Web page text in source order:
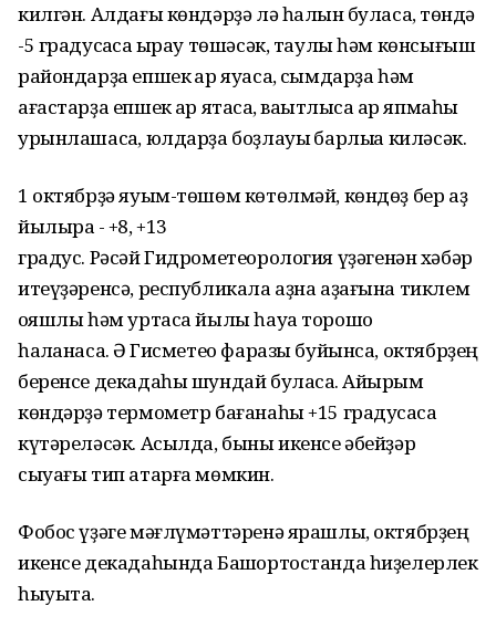
килгән. Алдағыкөндәрҙә лә һалҡын буласаҡ, төндә
-5 градусҡаса ҡырау төшәсәк, таулы һәм көнсығыш
райондарҙа епшек ҡар яуасаҡ, сымдарҙа һәм
ағастарҙа епшек ҡар ятасаҡ, ваҡытлыса ҡар япмаһы
урынлашасаҡ, юлдарҙа боҙлауыҡ барлыҡҡа киләсәк.
1 октябрҙәяуым-төшөм көтөлмәй, көндөҙ бер аҙ
йылыраҡ - +8, +13
градус. РәсәйГидрометеорологияүҙәгенән хәбәр
итеүҙәренсә, республикала аҙна аҙағына тиклем
ҡояшлы һәм уртаса йылы һауа торошо
һаҡланасаҡ. ӘГисметео фаразы буйынса, октябрҙең
беренсе декадаһы шундай буласаҡ.Айырым
көндәрҙә термометр бағанаһы+15 градусҡаса
күтәреләсәк. Асылда, быны икенсе әбейҙәр
сыуағы тип атарға мөмкин.
Фобос үҙәге мәғлүмәттәренә ярашлы, октябрҙең
икенсе декадаһында Башҡортостанда һиҙелерлек
һыуыта.